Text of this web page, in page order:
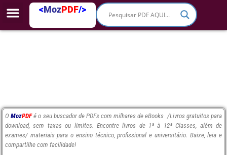
<MozPDF/>
OMozPDF é o seu buscador de PDFs com milhares de eBooks /Livros gratuitos para
download, sem taxas ou limites. Encontre livros de 1ª à 12ª Classes, além de
exames/ materiais para o ensino técnico, profissional e universitário. Baixe, leia e
compartilhe com facilidade!